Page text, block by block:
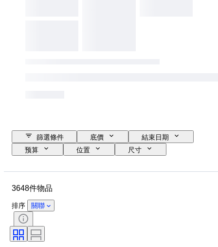
篩選條件 底價
結束日期
预算
位置
尺寸
狀態
款式
顏色
時代
電力儲備
3648件物品
排序 關聯